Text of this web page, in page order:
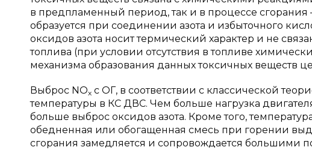
в предпламенный период, так и в процессе
образуется при соединении азота и избыточного
оксидов азота носит термический характер и не
топлива (при условии отсутствия в топливе
механизма образования данных токсичных веществ
Выброс NOх с ОГ, в соответствии с классической
температуры в КС ДВС. Чем больше нагрузка
больше выброс оксидов азота. Кроме того,
обедненная или обогащенная смесь при горении
сгорания замедляется и сопровождается большими